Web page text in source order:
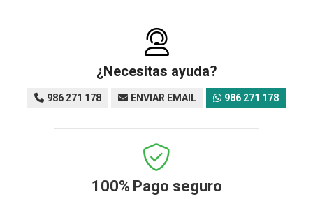
¿Necesitas ayuda?
986 271 178 ENVIAR EMAIL 986 271 178
100% Pago seguro